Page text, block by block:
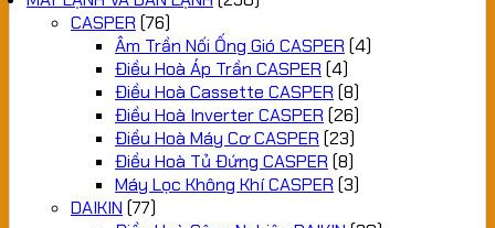
CASPER (76)
Âm Trần Nối Ống Gió CASPER (4)
Điều Hoà Áp Trần CASPER (4)
Điều Hoà Cassette CASPER (8)
Điều Hoà Inverter CASPER (26)
Điều Hoà Máy Cơ CASPER (23)
Điều Hoà Tủ Đứng CASPER (8)
Máy Lọc Không Khí CASPER (3)
DAIKIN (77)